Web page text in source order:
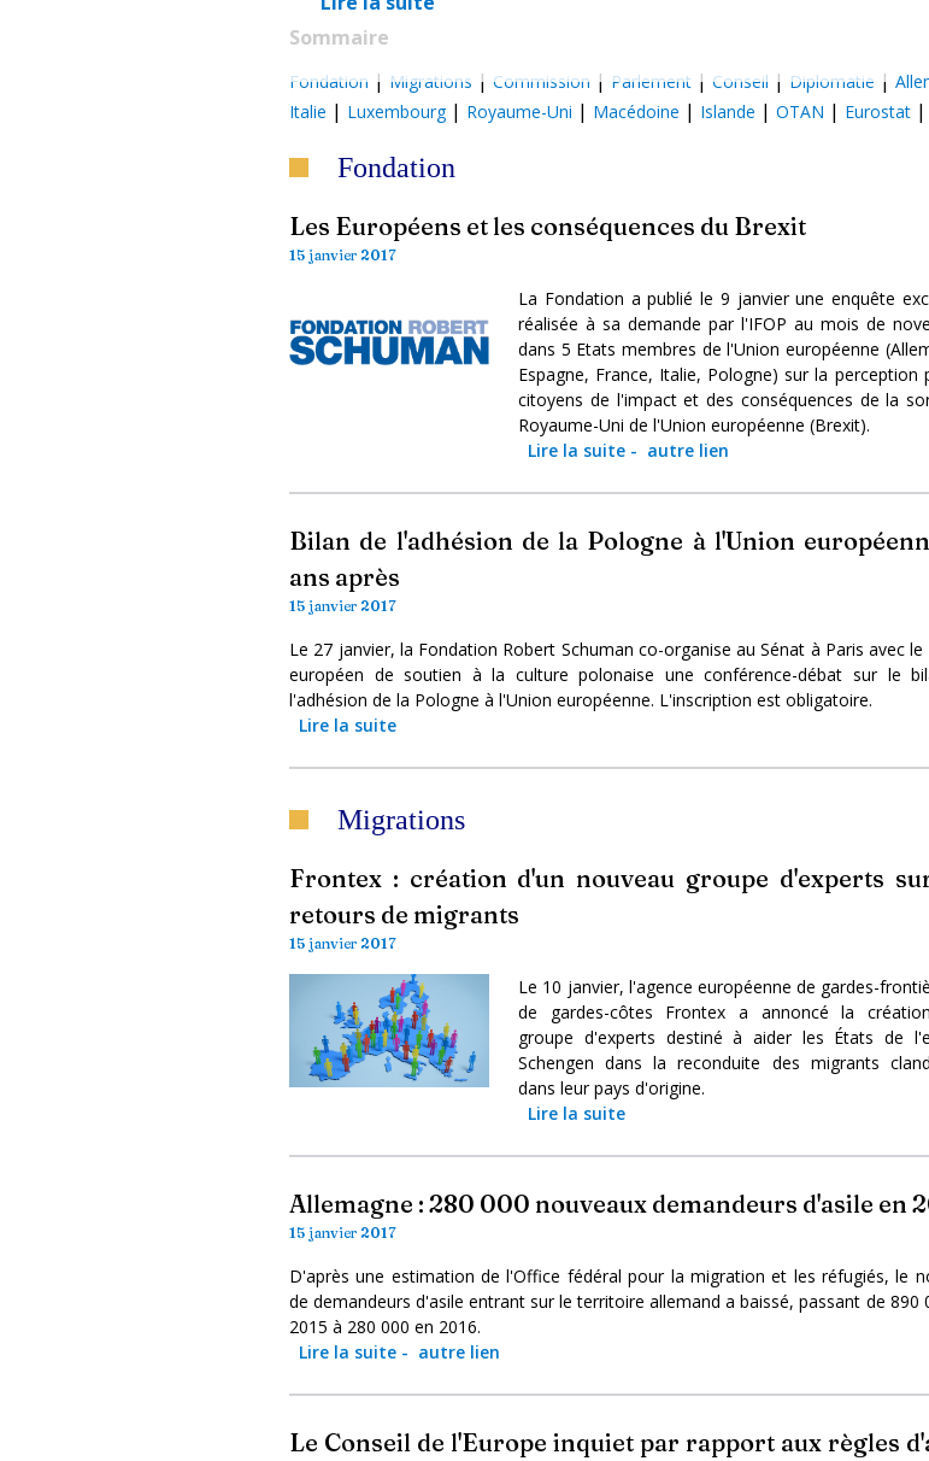
Sommaire
Fondation | Migrations | Commission | Parlement | Conseil | Diplomatie |
Italie | Luxembourg| Royaume-Uni | Macédoine | Islande | OTAN | Eurostat |
Fondation
Les Européens et les conséquences du Brexit
15 janvier 2017
La Fondation a publié le 9 janvier une enquête
réalisée à sa demande par l'IFOP au mois de
dans 5 Etats membres de l'Union européenne
Espagne, France, Italie, Pologne) sur la perception
citoyens de l'impact et des conséquences de la
Royaume-Uni de l'Union européenne (Brexit).
Lire la suite - autre lien
Bilan de l'adhésion de la Pologne à l'Union
ans après
15 janvier 2017
Le 27 janvier, la Fondation Robert Schuman co-organise au Sénat à Paris avec le
européen de soutien à la culture polonaise une conférence-débat sur le
l'adhésion de la Pologne à l'Union européenne. L'inscription est obligatoire.
Lire la suite
Migrations
Frontex : création d'un nouveau groupe d'experts
retours de migrants
15 janvier 2017
Le 10 janvier, l'agence européenne de gardes-
de gardes-côtes Frontex a annoncé la
groupe d'experts destiné à aider les États de
Schengen dans la reconduite des migrants
dans leur pays d'origine.
Lire la suite
Allemagne : 280 000 nouveaux demandeurs d'asile en
15 janvier 2017
D'après une estimation de l'Office fédéral pour la migration et les réfugiés, le
de demandeurs d'asile entrant sur le territoire allemand a baissé, passant de 890
2015 à 280 000 en 2016.
Lire la suite - autre lien
Le Conseil de l'Europe inquiet par rapport aux règles